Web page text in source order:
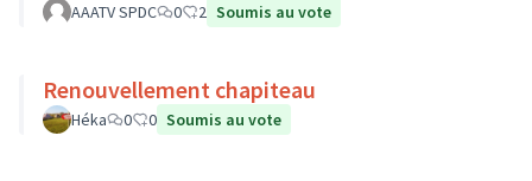
AAATV SPDC 0 2 Soumis au vote
Renouvellement chapiteau
Héka 0 0 Soumis au vote